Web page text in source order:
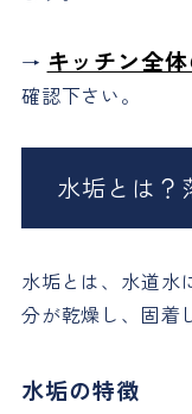
→ キッチン全
確認下さい。
水垢とは？
水垢とは、水道水
分が乾燥し、固着
水垢の特徴